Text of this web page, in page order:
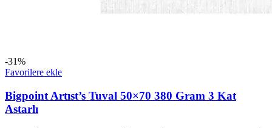
-31%
Favorilere ekle
Bigpoint Artıst’s Tuval 50×70 380 Gram 3 Kat
Astarlı